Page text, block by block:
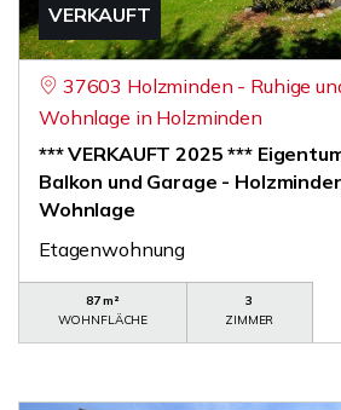
VERKAUFT
37603 Holzminden - Ruhige
Wohnlage in Holzminden
*** VERKAUFT 2025 ***
Balkon und Garage -
Wohnlage
Etagenwohnung
87 m²
WOHNFLÄCHE
3
ZIMMER